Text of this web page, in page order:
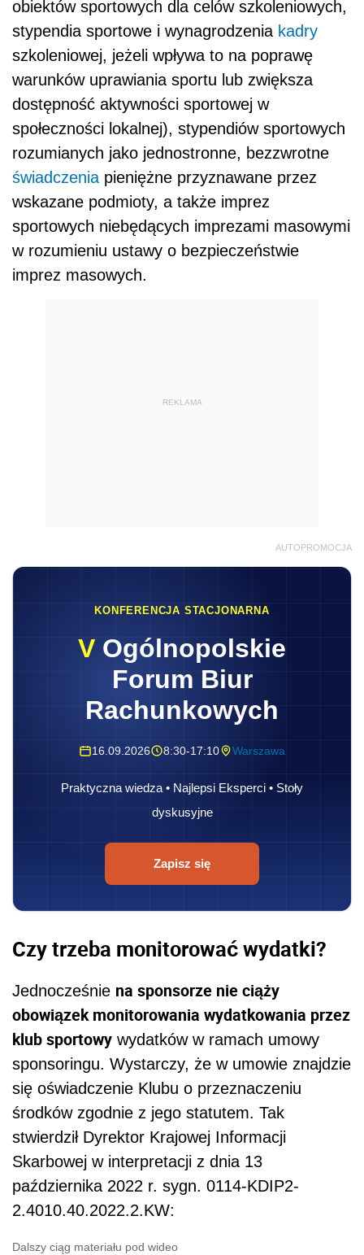
obiektów sportowych dla celów szkoleniowych,
stypendia sportowe i wynagrodzenia kadry
szkoleniowej, jeżeli wpływa to na poprawę
warunków uprawiania sportu lub zwiększa
dostępność aktywności sportowej w
społeczności lokalnej), stypendiów sportowych
rozumianych jako jednostronne, bezzwrotne
świadczenia pieniężne przyznawane przez
wskazane podmioty, a także imprez
sportowych niebędących imprezami masowymi
w rozumieniu ustawy o bezpieczeństwie
imprez masowych.
REKLAMA
AUTOPROMOCJA
KONFERENCJA STACJONARNA
V Ogólnopolskie
Forum Biur
Rachunkowych
16.09.2026 8:30-17:10 Warszawa
Praktyczna wiedza • Najlepsi Eksperci • Stoły
dyskusyjne
Zapisz się
Czy trzeba monitorować wydatki?
Jednocześnie na sponsorze nie ciąży
obowiązek monitorowania wydatkowania przez
klub sportowy wydatków w ramach umowy
sponsoringu. Wystarczy, że w umowie znajdzie
się oświadczenie Klubu o przeznaczeniu
środków zgodnie z jego statutem. Tak
stwierdził Dyrektor Krajowej Informacji
Skarbowej w interpretacji z dnia 13
października 2022 r. sygn. 0114-KDIP2-
2.4010.40.2022.2.KW:
Dalszy ciąg materiału pod wideo